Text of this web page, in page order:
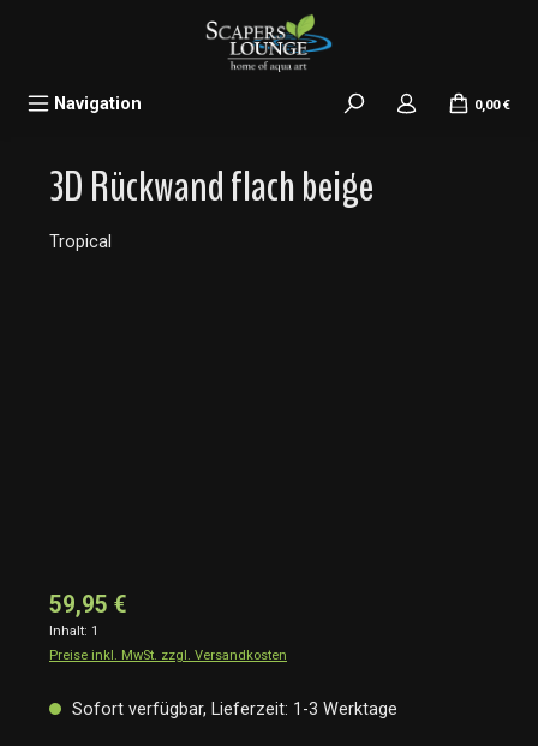
Navigation 0,00 €
3D Rückwand flach beige
Tropical
59,95 €
Inhalt: 1
Preise inkl. MwSt. zzgl. Versandkosten
Sofort verfügbar, Lieferzeit: 1-3 Werktage